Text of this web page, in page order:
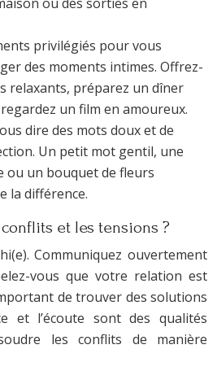
privilégiés pour vous
des moments intimes. Offrez-
relaxants, préparez un dîner
un film en amoureux.
dire des mots doux et de
Un petit mot gentil, une
ou un bouquet de fleurs
la différence.
et les tensions ?
Communiquez ouvertement
vous que votre relation est
de trouver des solutions
et l’écoute sont des qualités
les conflits de manière